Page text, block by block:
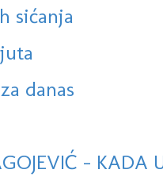
sićanja
danas
- KADA